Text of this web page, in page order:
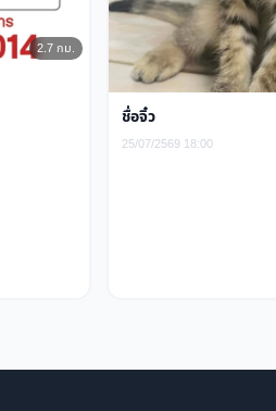
2.7 กม.
ชื่อจิ๋ว
25/07/2569 18:00